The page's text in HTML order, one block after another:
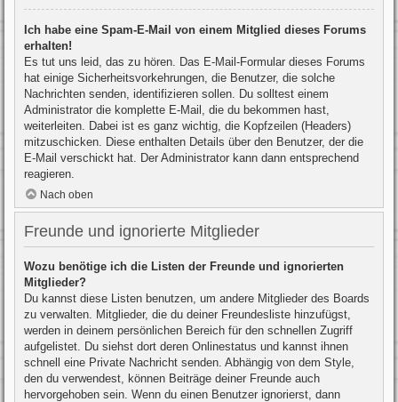
Ich habe eine Spam-E-Mail von einem Mitglied dieses Forums
erhalten!
Es tut uns leid, das zu hören. Das E-Mail-Formular dieses Forums
hat einige Sicherheitsvorkehrungen, die Benutzer, die solche
Nachrichten senden, identifizieren sollen. Du solltest einem
Administrator die komplette E-Mail, die du bekommen hast,
weiterleiten. Dabei ist es ganz wichtig, die Kopfzeilen (Headers)
mitzuschicken. Diese enthalten Details über den Benutzer, der die
E-Mail verschickt hat. Der Administrator kann dann entsprechend
reagieren.
Nach oben
Freunde und ignorierte Mitglieder
Wozu benötige ich die Listen der Freunde und ignorierten
Mitglieder?
Du kannst diese Listen benutzen, um andere Mitglieder des Boards
zu verwalten. Mitglieder, die du deiner Freundesliste hinzufügst,
werden in deinem persönlichen Bereich für den schnellen Zugriff
aufgelistet. Du siehst dort deren Onlinestatus und kannst ihnen
schnell eine Private Nachricht senden. Abhängig von dem Style,
den du verwendest, können Beiträge deiner Freunde auch
hervorgehoben sein. Wenn du einen Benutzer ignorierst, dann